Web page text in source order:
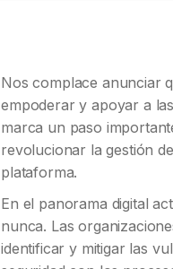
Nos complace anunciar
empoderar y apoyar a
marca un paso
revolucionar la gestión
plataforma.
En el panorama digital
nunca. Las
identificar y mitigar las